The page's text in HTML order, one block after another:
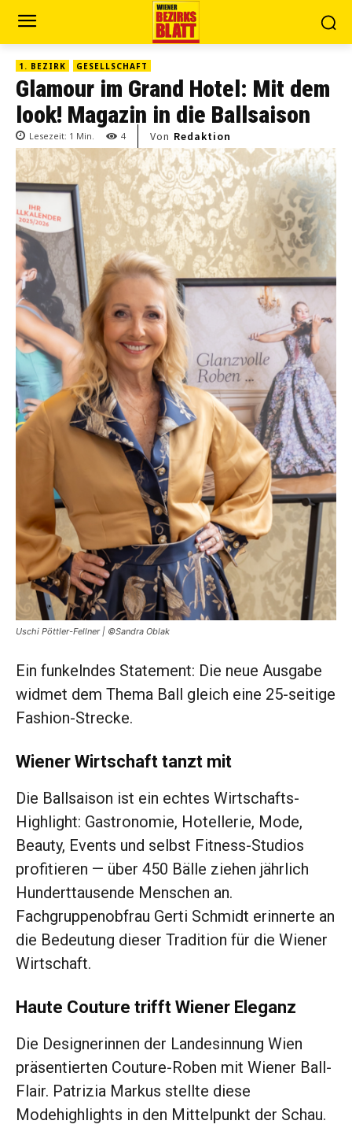
1. BEZIRK GESELLSCHAFT
Glamour im Grand Hotel: Mit dem
look! Magazin in die Ballsaison
Lesezeit: 1 Min. 4 Von Redaktion
Uschi Pöttler-Fellner | ©Sandra Oblak
Ein funkelndes Statement: Die neue Ausgabe
widmet dem Thema Ball gleich eine 25-seitige
Fashion-Strecke.
Wiener Wirtschaft tanzt mit
Die Ballsaison ist ein echtes Wirtschafts-
Highlight: Gastronomie, Hotellerie, Mode,
Beauty, Events und selbst Fitness-Studios
profitieren — über 450 Bälle ziehen jährlich
Hunderttausende Menschen an.
Fachgruppenobfrau Gerti Schmidt erinnerte an
die Bedeutung dieser Tradition für die Wiener
Wirtschaft.
Haute Couture trifft Wiener Eleganz
Die Designerinnen der Landesinnung Wien
präsentierten Couture-Roben mit Wiener Ball-
Flair. Patrizia Markus stellte diese
Modehighlights in den Mittelpunkt der Schau.